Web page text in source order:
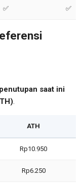
✅ ✅
saat ini
.
ATH
Rp10.950
Rp6.250